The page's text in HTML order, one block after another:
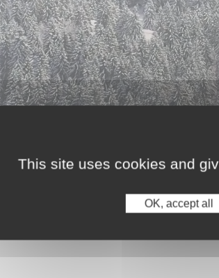
This site uses cookies and
OK, accept all